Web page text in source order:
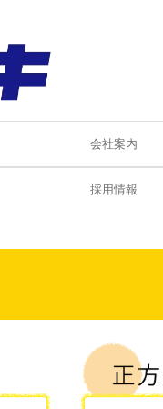
会社案内
採用情報